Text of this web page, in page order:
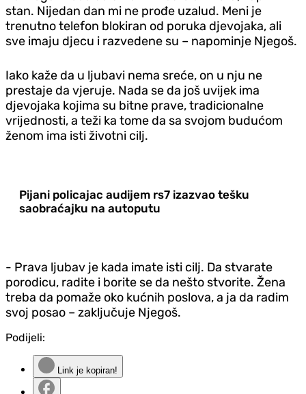
stan. Nijedan dan mi ne prođe uzalud. Meni je
trenutno telefon blokiran od poruka d‌jevojaka, ali
sve imaju djecu i razvedene su – napominje Njegoš.
Iako kaže da u ljubavi nema sreće, on u nju ne
prestaje da vjeruje. Nada se da još uvijek ima
d‌jevojaka kojima su bitne prave, tradicionalne
vrijednosti, a teži ka tome da sa svojom budućom
ženom ima isti životni cilj.
Pijani policajac audijem rs7 izazvao tešku
saobraćajku na autoputu
- Prava ljubav je kada imate isti cilj. Da stvarate
porodicu, radite i borite se da nešto stvorite. Žena
treba da pomaže oko kućnih poslova, a ja da radim
svoj posao – zaključuje Njegoš.
Podijeli:
Link je kopiran!